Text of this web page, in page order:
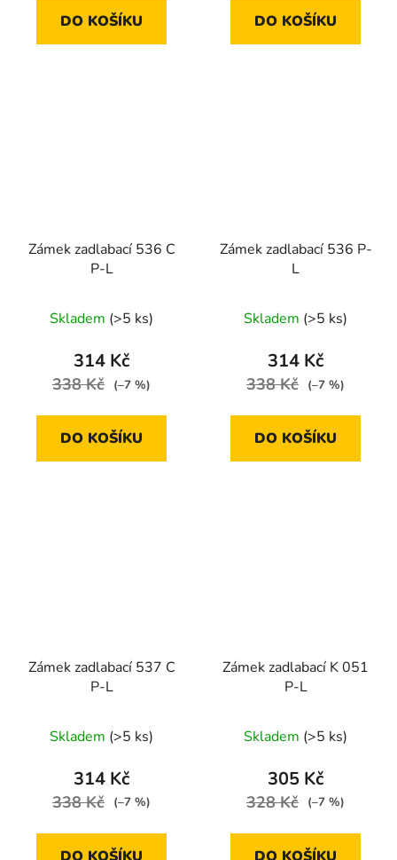
DO KOŠÍKU DO KOŠÍKU
Zámek zadlabací 536 C
P-L
Skladem (>5 ks)
314 Kč
338 Kč (–7 %)
DO KOŠÍKU
Zámek zadlabací 536 P-
L
Skladem (>5 ks)
314 Kč
338 Kč (–7 %)
DO KOŠÍKU
Zámek zadlabací 537 C
P-L
Skladem (>5 ks)
314 Kč
338 Kč (–7 %)
Zámek zadlabací K 051
P-L
Skladem (>5 ks)
305 Kč
328 Kč (–7 %)